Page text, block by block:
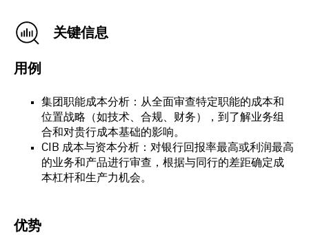
关键信息
用例
集团职能成本分析：从全面审查特定职能的成本和
位置战略（如技术、合规、财务），到了解业务组
合和对贵行成本基础的影响。
CIB 成本与资本分析：对银行回报率最高或利润最高
的业务和产品进行审查，根据与同行的差距确定成
本杠杆和生产力机会。
优势